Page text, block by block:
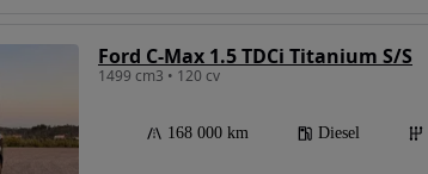
Ford C-Max 1.5 TDCi Titanium S/S
1499 cm3 • 120 cv
168 000 km Diesel